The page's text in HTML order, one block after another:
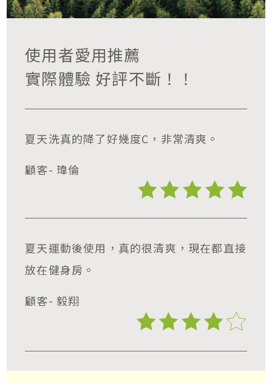
使用者愛用推薦
實際體驗 好評不斷！！
夏天洗真的降了好幾度C，非常清爽。
顧客- 瑋倫
夏天運動後使用，真的很清爽，現在都直接
放在健身房。
顧客- 毅翔